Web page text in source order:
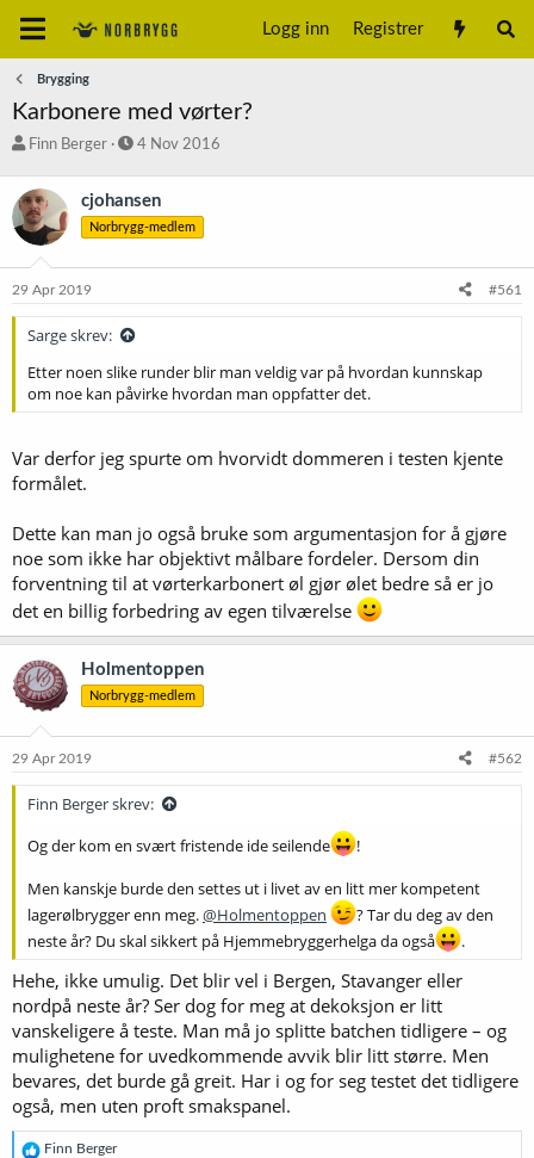
Logg inn Registrer
Brygging
Karbonere med vørter?
T
å
d
s
a
r
t
e
Finn Berger
S
r
t
a
o
4 Nov 2016
cjohansen
Norbrygg-medlem
29 Apr 2019 #561
Sarge skrev:
Etter noen slike runder blir man veldig var på hvordan kunnskap
om noe kan påvirke hvordan man oppfatter det.
Var derfor jeg spurte om hvorvidt dommeren i testen kjente
formålet.
Dette kan man jo også bruke som argumentasjon for å gjøre
noe som ikke har objektivt målbare fordeler. Dersom din
forventning til at vørterkarbonert øl gjør ølet bedre så er jo
det en billig forbedring av egen tilværelse
Holmentoppen
Norbrygg-medlem
29 Apr 2019 #562
Finn Berger skrev:
Og der kom en svært fristende ide seilende
!
Men kanskje burde den settes ut i livet av en litt mer kompetent
lagerølbrygger enn meg.@Holmentoppen
? Tar du deg av den
neste år? Du skal sikkert på Hjemmebryggerhelga da også
.
Hehe, ikke umulig. Det blir vel i Bergen, Stavanger eller
nordpå neste år? Ser dog for meg at dekoksjon er litt
vanskeligere å teste. Man må jo splitte batchen tidligere – og
mulighetene for uvedkommende avvik blir litt større. Men
bevares, det burde gå greit. Har i og for seg testet det tidligere
også, men uten proft smakspanel.
R
Finn Berger